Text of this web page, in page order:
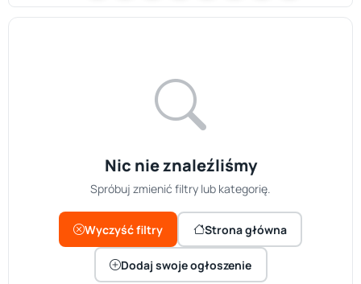
Nic nie znaleźliśmy
Spróbuj zmienić filtry lub kategorię.
Wyczyść filtry Strona główna
Dodaj swoje ogłoszenie